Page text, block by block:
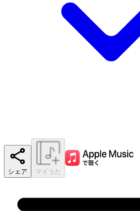
シェア マイうた